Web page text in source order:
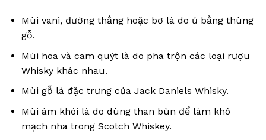
Mùi vani, đường thắng hoặc bơ là do ủ bằng thùng
gỗ.
Mùi hoa và cam quýt là do pha trộn các loại rượu
Whisky khác nhau.
Mùi gỗ là đặc trưng của Jack Daniels Whisky.
Mùi ám khói là do dùng than bùn để làm khô
mạch nha trong Scotch Whiskey.